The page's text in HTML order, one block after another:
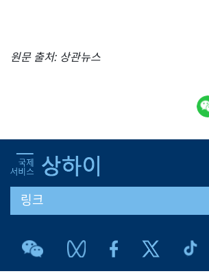
원문 출처: 상관뉴스
링크